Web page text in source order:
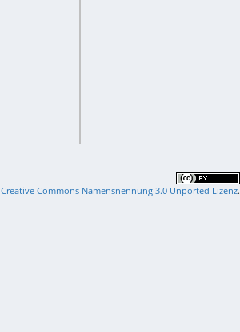
Creative Commons Namensnennung 3.0 Unported Lizenz.